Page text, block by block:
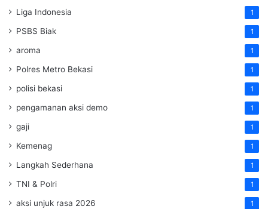
Liga Indonesia 1
PSBS Biak 1
aroma 1
Polres Metro Bekasi 1
polisi bekasi 1
pengamanan aksi demo 1
gaji 1
Kemenag 1
Langkah Sederhana 1
TNI & Polri 1
aksi unjuk rasa 2026 1